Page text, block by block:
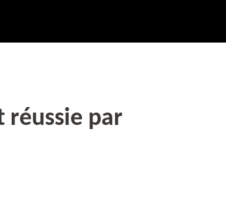
réussie par